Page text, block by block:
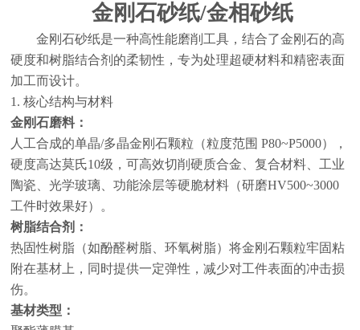
金刚石砂纸/金相砂纸
金刚石砂纸是一种高性能磨削工具，结合了金刚石的高
硬度和树脂结合剂的柔韧性，专为处理超硬材料和精密表面
加工而设计。
1. 核心结构与材料
金刚石磨料：
人工合成的单晶/多晶金刚石颗粒（粒度范围 P80~P5000），
硬度高达莫氏10级，可高效切削硬质合金、复合材料、工业
陶瓷、光学玻璃、功能涂层等硬脆材料（研磨HV500~3000
工件时效果好）。
树脂结合剂：
热固性树脂（如酚醛树脂、环氧树脂）将金刚石颗粒牢固粘
附在基材上，同时提供一定弹性，减少对工件表面的冲击损
伤。
基材类型：